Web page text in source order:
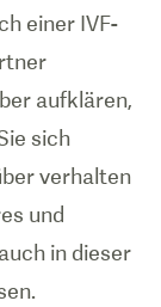
einer IVF-
aufklären,
sich
verhalten
und
in dieser